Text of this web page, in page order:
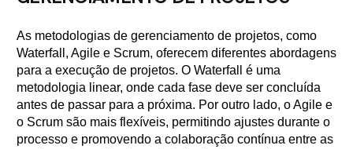
As metodologias de gerenciamento de projetos, como
Waterfall, Agile e Scrum, oferecem diferentes abordagens
para a execução de projetos. O Waterfall é uma
metodologia linear, onde cada fase deve ser concluída
antes de passar para a próxima. Por outro lado, o Agile e
o Scrum são mais flexíveis, permitindo ajustes durante o
processo e promovendo a colaboração contínua entre as